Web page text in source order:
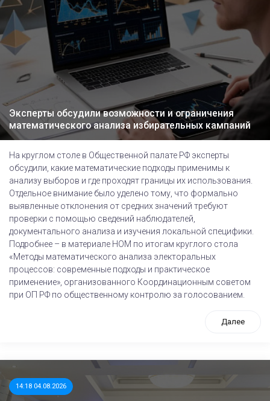
Эксперты обсудили возможности и ограничения
математического анализа избирательных кампаний
На круглом столе в Общественной палате РФ эксперты
обсудили, какие математические подходы применимы к
анализу выборов и где проходят границы их использования.
Отдельное внимание было уделено тому, что формально
выявленные отклонения от средних значений требуют
проверки с помощью сведений наблюдателей,
документального анализа и изучения локальной специфики.
Подробнее – в материале НОМ по итогам круглого стола
«Методы математического анализа электоральных
процессов: современные подходы и практическое
применение», организованного Координационным советом
при ОП РФ по общественному контролю за голосованием.
Далее
14:18 04.08.2026